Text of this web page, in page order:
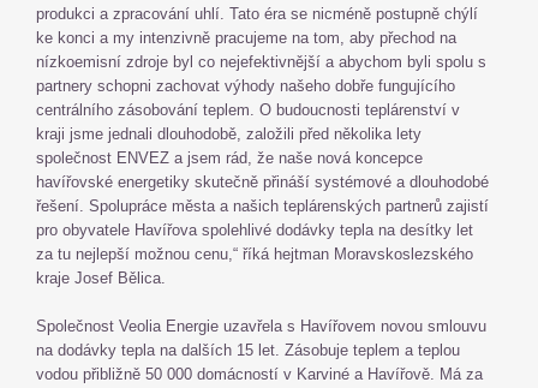
produkci a zpracování uhlí. Tato éra se nicméně postupně chýlí
ke konci a my intenzivně pracujeme na tom, aby přechod na
nízkoemisní zdroje byl co nejefektivnější a abychom byli spolu s
partnery schopni zachovat výhody našeho dobře fungujícího
centrálního zásobování teplem. O budoucnosti teplárenství v
kraji jsme jednali dlouhodobě, založili před několika lety
společnost ENVEZ a jsem rád, že naše nová koncepce
havířovské energetiky skutečně přináší systémové a dlouhodobé
řešení. Spolupráce města a našich teplárenských partnerů zajistí
pro obyvatele Havířova spolehlivé dodávky tepla na desítky let
za tu nejlepší možnou cenu,“ říká hejtman Moravskoslezského
kraje Josef Bělica.
Společnost Veolia Energie uzavřela s Havířovem novou smlouvu
na dodávky tepla na dalších 15 let. Zásobuje teplem a teplou
vodou přibližně 50 000 domácností v Karviné a Havířově. Má za